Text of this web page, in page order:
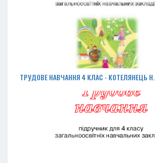
ТРУДОВЕ НАВЧАННЯ 4 КЛАС - КОТЕЛЯНЕЦЬ H.